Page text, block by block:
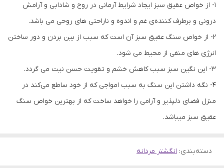
۱- از خواص عقیق سبز ایجاد شرایط آرمانی در روح و شادابی و آرامش
درونی و برطرف کننده‌ی غم و اندوه و ناراحتی های روحی می باشد.
۲- از خواص سنگ عقیق سبز آن است که سبب از بین بردن و دور ساختن
انرژی های منفی از محیط می شود.
۳- این نگین سبز سبب کاهش خشم و تقویت حسن نیت می گردد.
۴- نگه داشتن این سنگ به سبب امواجی که از خود ساطع می‌کند در
منزل فضای دلپذیر و آرامی را خواهد ساخت که از بهترین خواص سنگ
عقیق سبز میباشد.
دسته‌بندی: انگشتر مردانه